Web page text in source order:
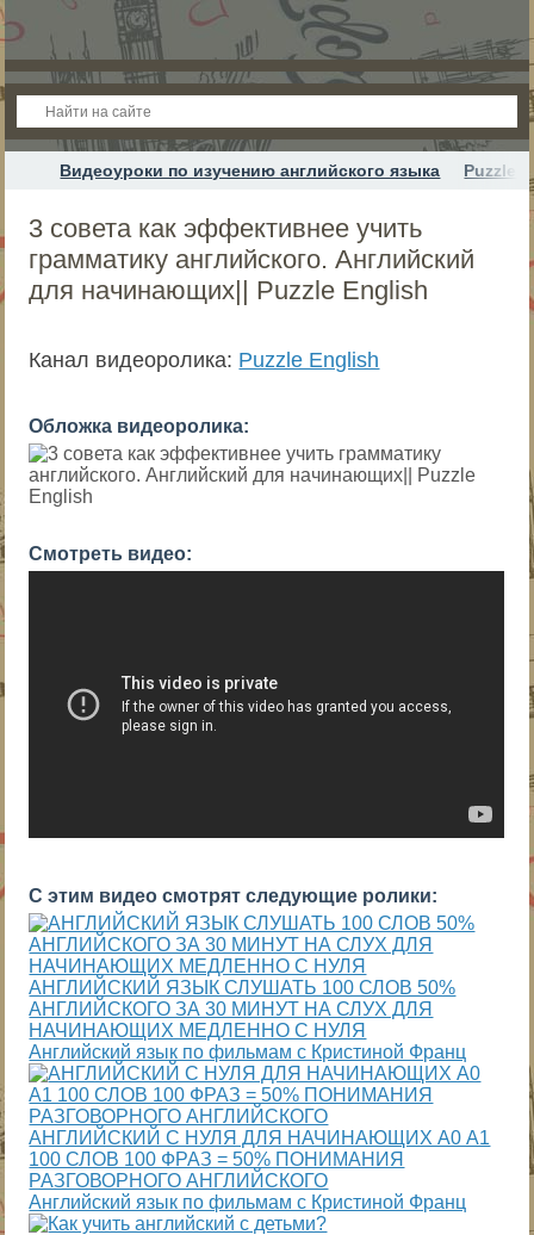
Видеоуроки по изучению английского языка Puzzle
3 совета как эффективнее учить
грамматику английского. Английский
для начинающих|| Puzzle English
Канал видеоролика: Puzzle English
Обложка видеоролика:
Смотреть видео:
С этим видео смотрят следующие ролики:
АНГЛИЙСКИЙ ЯЗЫК СЛУШАТЬ 100 СЛОВ 50%
АНГЛИЙСКОГО ЗА 30 МИНУТ НА СЛУХ ДЛЯ
НАЧИНАЮЩИХ МЕДЛЕННО С НУЛЯ
Английский язык по фильмам с Кристиной Франц
АНГЛИЙСКИЙ С НУЛЯ ДЛЯ НАЧИНАЮЩИХ А0 А1
100 СЛОВ 100 ФРАЗ = 50% ПОНИМАНИЯ
РАЗГОВОРНОГО АНГЛИЙСКОГО
Английский язык по фильмам с Кристиной Франц